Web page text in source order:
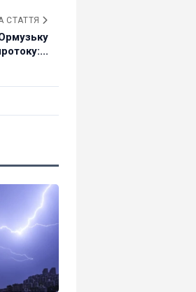
СТАТТЯ